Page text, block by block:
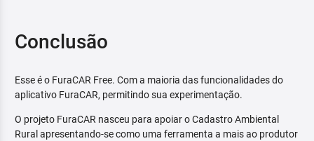
Conclusão
Esse é o FuraCAR Free. Com a maioria das funcionalidades do
aplicativo FuraCAR, permitindo sua experimentação.
O projeto FuraCAR nasceu para apoiar o Cadastro Ambiental
Rural apresentando-se como uma ferramenta a mais ao produtor